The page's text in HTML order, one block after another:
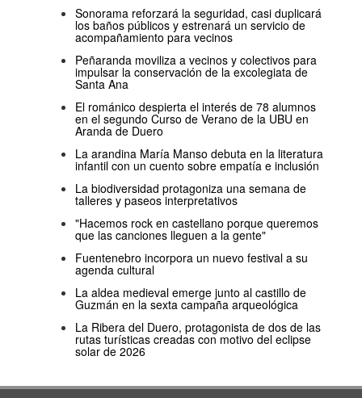
Sonorama reforzará la seguridad, casi duplicará
los baños públicos y estrenará un servicio de
acompañamiento para vecinos
Peñaranda moviliza a vecinos y colectivos para
impulsar la conservación de la excolegiata de
Santa Ana
El románico despierta el interés de 78 alumnos
en el segundo Curso de Verano de la UBU en
Aranda de Duero
La arandina María Manso debuta en la literatura
infantil con un cuento sobre empatía e inclusión
La biodiversidad protagoniza una semana de
talleres y paseos interpretativos
"Hacemos rock en castellano porque queremos
que las canciones lleguen a la gente"
Fuentenebro incorpora un nuevo festival a su
agenda cultural
La aldea medieval emerge junto al castillo de
Guzmán en la sexta campaña arqueológica
La Ribera del Duero, protagonista de dos de las
rutas turísticas creadas con motivo del eclipse
solar de 2026